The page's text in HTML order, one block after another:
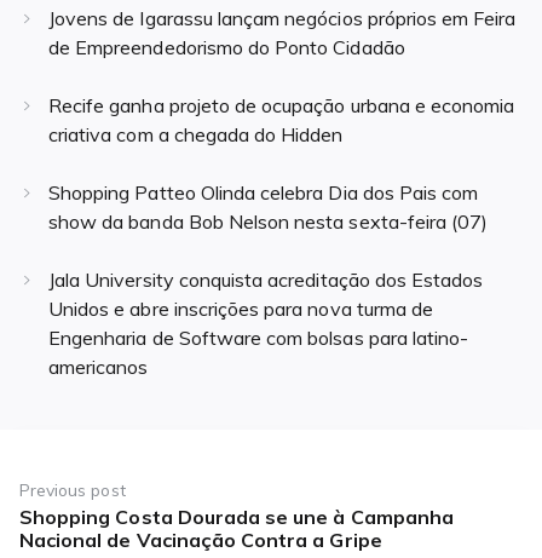
Jovens de Igarassu lançam negócios próprios em Feira
de Empreendedorismo do Ponto Cidadão
Recife ganha projeto de ocupação urbana e economia
criativa com a chegada do Hidden
Shopping Patteo Olinda celebra Dia dos Pais com
show da banda Bob Nelson nesta sexta-feira (07)
Jala University conquista acreditação dos Estados
Unidos e abre inscrições para nova turma de
Engenharia de Software com bolsas para latino-
americanos
de
Post
Previous post
Previous
post:
Shopping Costa Dourada se une à Campanha
Nacional de Vacinação Contra a Gripe